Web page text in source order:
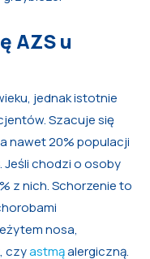
AZS u
jednak istotnie
Szacuje się
nawet 20% populacji
Jeśli chodzi o osoby
z nich. Schorzenie to
nosa,
czyastmąalergiczną.